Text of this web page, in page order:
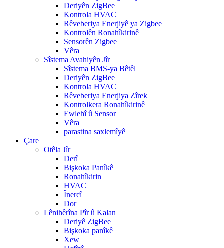
Deriyên ZigBee
Kontrola HVAC
Rêveberiya Enerjiyê ya Zigbee
Kontrolên Ronahîkirinê
Sensorên Zigbee
Vêra
Sîstema Avahiyên Jîr
Sîstema BMS-ya Bêtêl
Deriyên ZigBee
Kontrola HVAC
Rêveberiya Enerjiya Zîrek
Kontrolkera Ronahîkirinê
Ewlehî û Sensor
Vêra
parastina saxlemîyê
Çare
Otêla Jîr
Derî
Bişkoka Panîkê
Ronahîkirin
HVAC
Înercî
Dor
Lênihêrîna Pîr û Kalan
Deriyê ZigBee
Bişkoka panîkê
Xew